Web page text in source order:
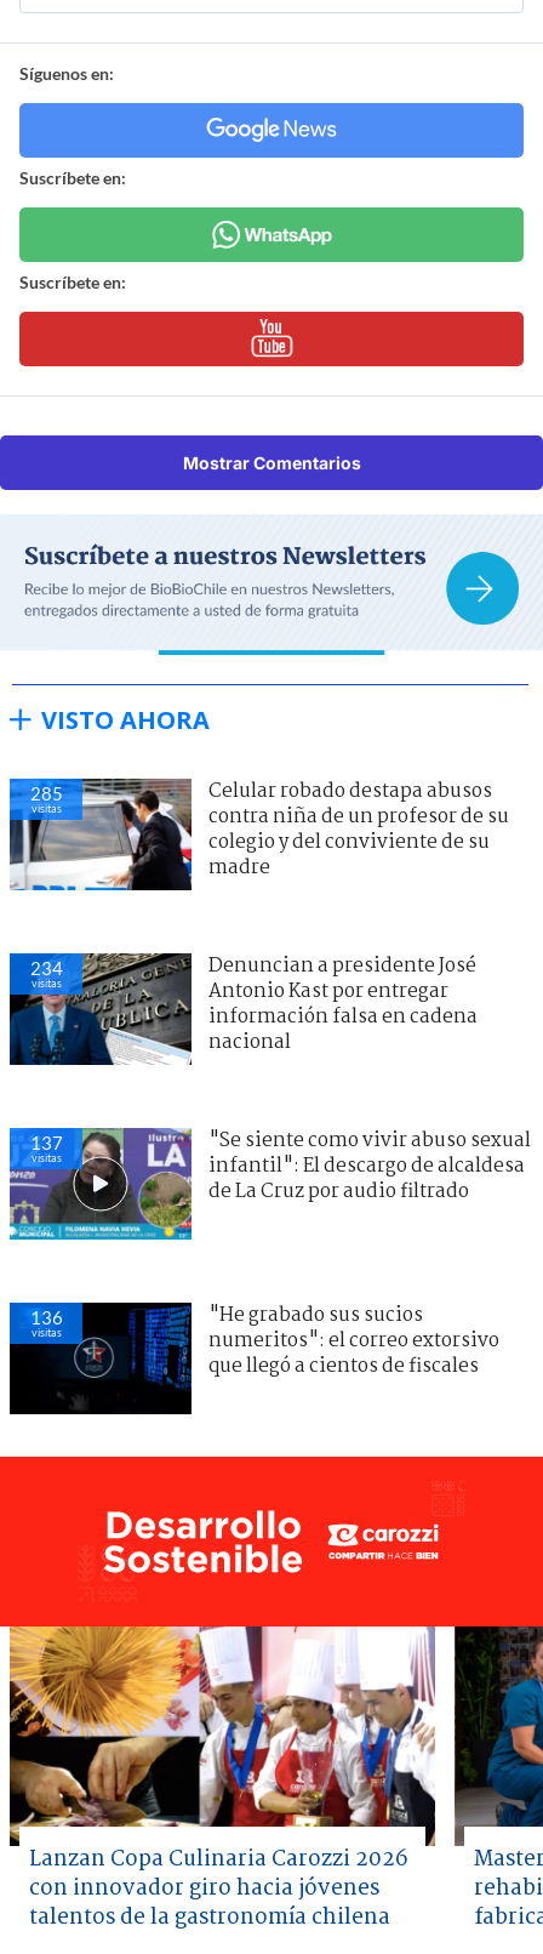
Síguenos en:
Suscríbete en:
Suscríbete en:
Mostrar Comentarios
VISTO AHORA
285
visitas
Celular robado destapa abusos
contra niña de un profesor de su
colegio y del conviviente de su
madre
234
visitas
Denuncian a presidente José
Antonio Kast por entregar
información falsa en cadena
nacional
137
visitas
"Se siente como vivir abuso sexual
infantil": El descargo de alcaldesa
de La Cruz por audio filtrado
136
visitas
"He grabado sus sucios
numeritos": el correo extorsivo
que llegó a cientos de fiscales
Lanzan Copa Culinaria Carozzi 2026
con innovador giro hacia jóvenes
talentos de la gastronomía chilena